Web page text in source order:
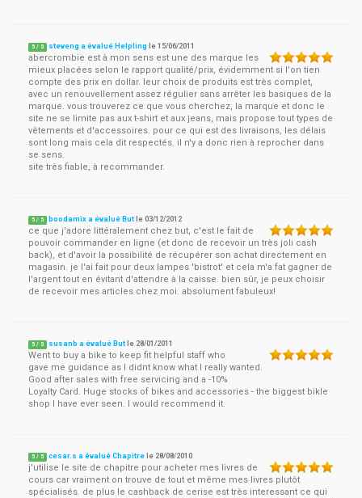
5 / 5 steveng a évalué Helpling le15/06/2011
abercrombie est à mon sens est une des marque les
mieux placées selon le rapport qualité/prix, évidemment si l'on tien
compte des prix en dollar. leur choix de produits est très complet,
avec un renouvellement assez régulier sans arrêter les basiques de la
marque. vous trouverez ce que vous cherchez, la marque et donc le
site ne se limite pas aux t-shirt et aux jeans, mais propose tout types de
vêtements et d'accessoires. pour ce qui est des livraisons, les délais
sont long mais cela dit respectés. il n'y a donc rien à reprocher dans
se sens.
site très fiable, à recommander.
5 / 5 boodamix a évalué But le03/12/2012
ce que j'adore littéralement chez but, c'est le fait de
pouvoir commander en ligne (et donc de recevoir un très joli cash
back), et d'avoir la possibilité de récupérer son achat directement en
magasin. je l'ai fait pour deux lampes 'bistrot' et cela m'a fat gagner de
l'argent tout en évitant d'attendre à la caisse. bien sûr, je peux choisir
de recevoir mes articles chez moi. absolument fabuleux!
5 / 5 susanb a évalué But le 28/01/2011
Went to buy a bike to keep fit helpful staff who
gave me guidance as I didnt know what I really wanted.
Good after sales with free servicing and a -10%
Loyalty Card. Huge stocks of bikes and accessories - the biggest bikle
shop I have ever seen. I would recommend it.
5 / 5 cesar.s a évalué Chapitre le 28/08/2010
j'utilise le site de chapitre pour acheter mes livres de
cours car vraiment on trouve de tout et même mes livres plutôt
spécialisés. de plus le cashback de cerise est très interessant ce qui